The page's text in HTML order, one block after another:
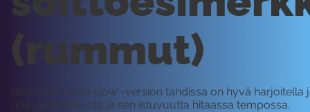
(rummut)
Blues for Pekka slow -version tahdissa on hyvä harjoitella
ride -komppausta ja sen istuvuutta hitaassa tempossa.